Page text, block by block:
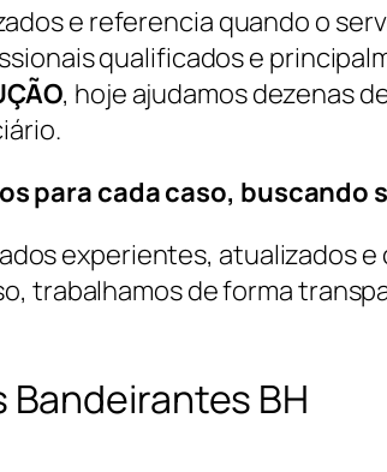
e referencia quando o
qualificados e
, hoje ajudamos dezenas
para cada caso, buscando
experientes, atualizados
trabalhamos de forma
BH